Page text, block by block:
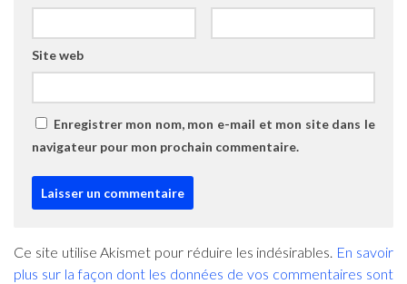
Site web
Enregistrer mon nom, mon e-mail et mon site dans le
navigateur pour mon prochain commentaire.
Ce site utilise Akismet pour réduire les indésirables. En savoir
plus sur la façon dont les données de vos commentaires sont